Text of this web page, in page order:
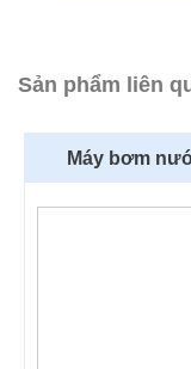
Sản phẩm liên
Máy bơm